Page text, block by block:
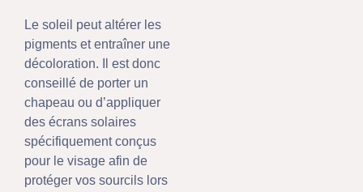
Le soleil peut altérer les
pigments et entraîner une
décoloration. Il est donc
conseillé de porter un
chapeau ou d’appliquer
des écrans solaires
spécifiquement conçus
pour le visage afin de
protéger vos sourcils lors